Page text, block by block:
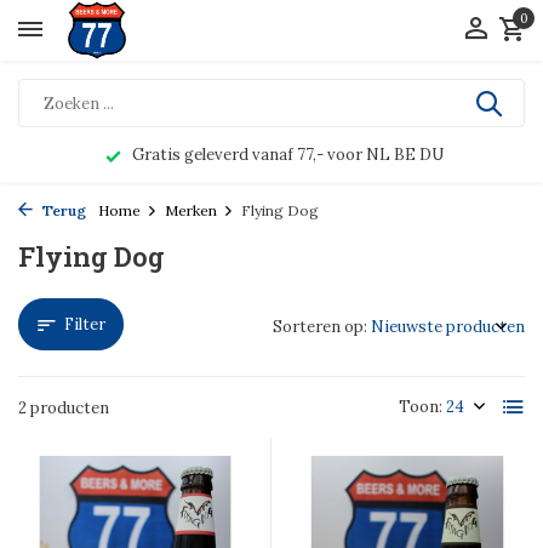
0
Gratis geleverd vanaf 77,- voor NL BE DU
Terug Home Merken Flying Dog
Flying Dog
Filter
2 producten Toon:
Sorteren op: